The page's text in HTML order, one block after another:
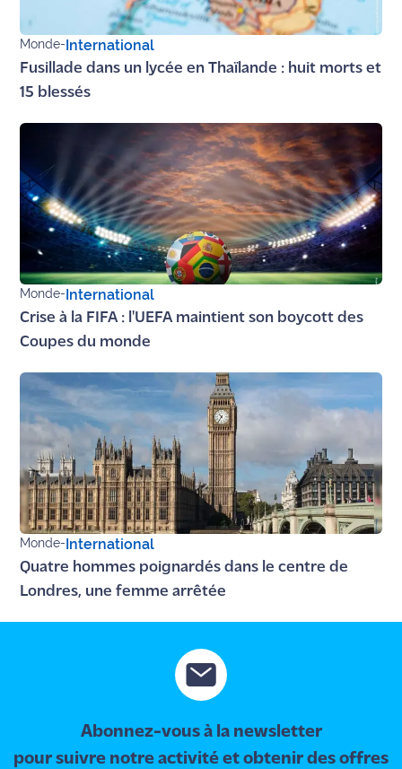
contacter
Ecouter
et voir
sommes
nous ?
Devenir
annonceur
Recrutement
Mention
Conditions
générales
d'utilisation du
site maritima.fr
Archives
Monde-International
Fusillade dans un lycée en Thaïlande : huit morts et
15 blessés
Monde-International
Crise à la FIFA : l'UEFA maintient son boycott des
Coupes du monde
Monde-International
Quatre hommes poignardés dans le centre de
Londres, une femme arrêtée
Abonnez-vous à la newsletter
pour suivre notre activité et obtenir des offres